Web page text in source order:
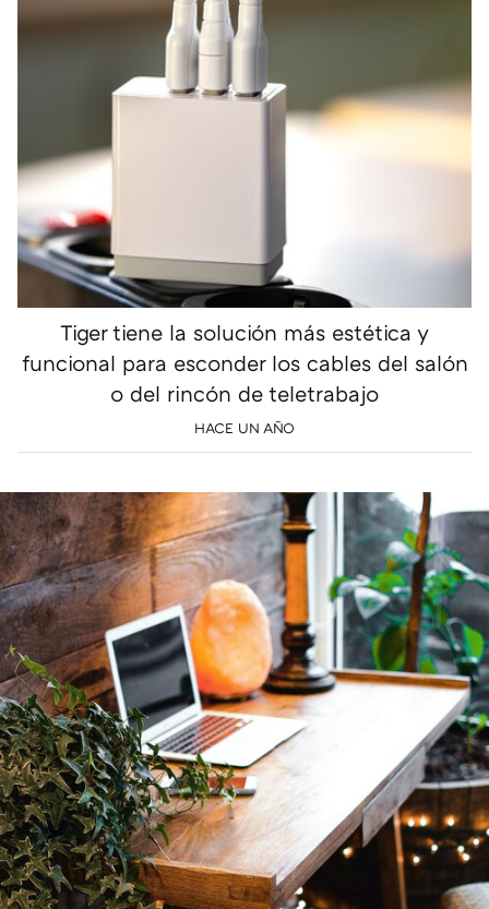
Tiger tiene la solución más estética y
funcional para esconder los cables del salón
o del rincón de teletrabajo
HACE UN AÑO